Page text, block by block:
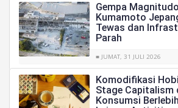
Gempa
Kumamoto
Tewas dan
Parah
■ JUMAT, 31 JULI 2026
Komodifikasi
Stage Capitalism
Konsumsi